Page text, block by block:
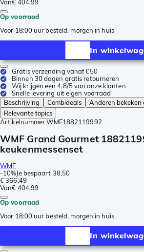
Van€ 404,99
Op voorraad
Voor 18:00 uur besteld, morgen in huis
In
Gratis verzending vanaf €50
Binnen 30 dagen gratis retourneren
Wij krijgen een 4,8/5 van onze klanten
Snelle levering uit eigen voorraad
Beschrijving
Combideals Anderen bekeken
Relevante topics
Artikelnummer WMF1882119992
WMF Grand Gourmet
keukenmessenset
WMF
-10%Je bespaart 38,50
€ 366,49
Van€ 404,99
Op voorraad
Voor 18:00 uur besteld, morgen in huis
In